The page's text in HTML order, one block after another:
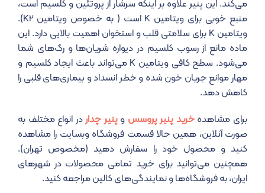
می‌کند. این پنیر علاوه بر اینکه سرشار از پروتئین و کلسیم است،
منبع خوبی برای ویتامین K است ( به خصوص ویتامین K2).
ویتامین K برای سلامتی قلب و استخوان اهمیت بالایی دارد. این
ماده مانع از رسوب کلسیم در دیواره شریان‌ها و رگ‌های شما
می‌شود. سطح کافی ویتامین K می‌تواند باعث ایجاد کلسیم و
مهار موانع جریان خون شده و خطر انسداد و بیماری‌های قلبی را
کاهش دهد.
برای مشاهدهخرید پنیر پروسس وپنیر چداردر انواع مختلف به
صورت آنلاین، همین حالا قسمت فروشگاه وبسایت را مشاهده
کنید و محصول خود را سفارش دهید (مخصوص تهران).
همچنین می‌توانید برای خرید تمامی محصولات در شهرهای
ایران، به فروشگاه‎‌ها و نمایندگی‌های کالین مراجعه کنید.